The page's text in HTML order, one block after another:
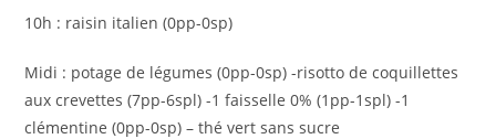
10h : raisin italien (0pp-0sp)
Midi : potage de légumes (0pp-0sp) -risotto de coquillettes
aux crevettes (7pp-6spl) -1 faisselle 0% (1pp-1spl) -1
clémentine (0pp-0sp) – thé vert sans sucre